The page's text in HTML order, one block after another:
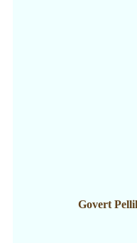
Govert